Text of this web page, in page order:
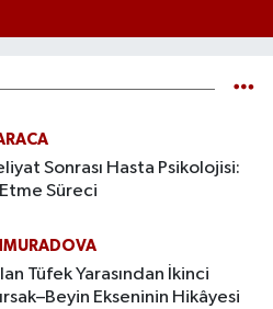
Sonrası Hasta Psikolojisi:
Süreci
Tüfek Yarasından İkinci
Ekseninin Hikâyesi